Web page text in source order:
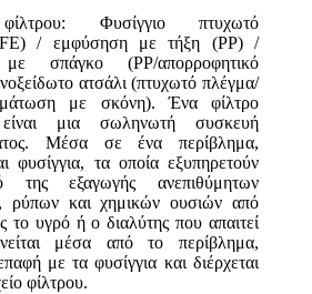
Φυσίγγιο πτυχωτό
/ εμφύσηση με τήξη (PP) /
με σπάγκο (PP/απορροφητικό
ατσάλι (πτυχωτό πλέγμα/
με σκόνη). Ένα φίλτρο
είναι μια σωληνωτή συσκευή
Μέσα σε ένα περίβλημα,
φυσίγγια, τα οποία εξυπηρετούν
της εξαγωγής ανεπιθύμητων
ρύπων και χημικών ουσιών από
υγρό ή ο διαλύτης που απαιτεί
μέσα από το περίβλημα,
με τα φυσίγγια και διέρχεται
φίλτρου.